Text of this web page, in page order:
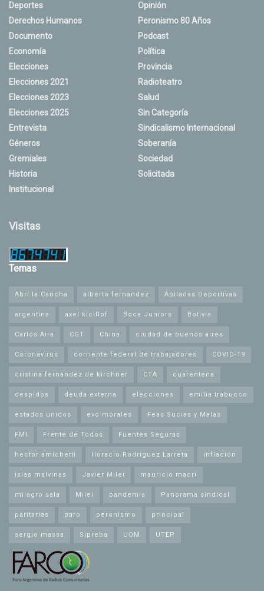
Deportes
Derechos Humanos
Documento
Economía
Elecciones
Elecciones 2021
Elecciones 2023
Elecciones 2025
Entrevista
Géneros
Gremiales
Historia
Institucional
Opinión
Peronismo 80 Años
Podcast
Política
Provincia
Radioteatro
Salud
Sin Categoría
Sindicalismo Internacional
Soberanía
Sociedad
Solicitada
Visitas
Temas
Abrí la Cancha alberto fernandez Apiladas Deportivas
argentina axel kicillof Boca Juniors Bolivia
Carlos Aira CGT China ciudad de buenos aires
Coronavirus corriente federal de trabajadores COVID-19
cristina fernandez de kirchner CTA cuarentena
despidos deuda externa elecciones emilia trabucco
estados unidos evo morales Feas Sucias y Malas
FMI Frente de Todos Fuentes Seguras
hector amichetti Horacio Rodríguez Larreta inflación
islas malvinas Javier Milei mauricio macri
milagro sala Milei pandemia Panorama sindical
paritarias paro peronismo principal
sergio massa Sipreba UOM UTEP